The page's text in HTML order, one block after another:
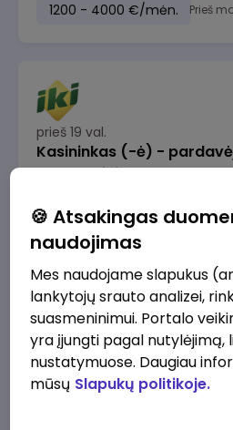
1200 - 4000 €/mėn. Prieš
prieš 19 val.
Kasininkas (-ė) -
Basanavičiaus g. 6,
1230 - 1325 €/mėn.
prieš 23 val.
Užsakymų
(Gariūnai)
🍪 Atsakingas
naudojimas
Mes naudojame slapukus
lankytojų srauto analizei,
suasmeninimui. Portalo
yra įjungti pagal nutylėjimą,
nustatymuose. Daugiau
mūsų Slapukų politikoje.